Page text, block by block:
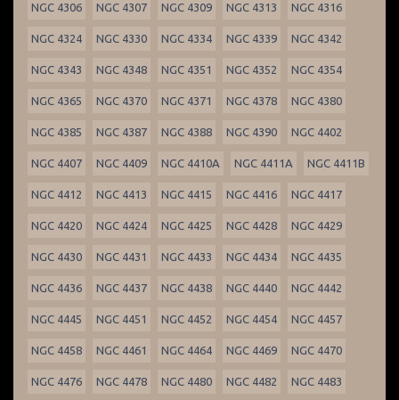
NGC 4306 NGC 4307 NGC 4309 NGC 4313 NGC 4316
NGC 4324 NGC 4330 NGC 4334 NGC 4339 NGC 4342
NGC 4343 NGC 4348 NGC 4351 NGC 4352 NGC 4354
NGC 4365 NGC 4370 NGC 4371 NGC 4378 NGC 4380
NGC 4385 NGC 4387 NGC 4388 NGC 4390 NGC 4402
NGC 4407 NGC 4409 NGC 4410A NGC 4411A NGC 4411B
NGC 4412 NGC 4413 NGC 4415 NGC 4416 NGC 4417
NGC 4420 NGC 4424 NGC 4425 NGC 4428 NGC 4429
NGC 4430 NGC 4431 NGC 4433 NGC 4434 NGC 4435
NGC 4436 NGC 4437 NGC 4438 NGC 4440 NGC 4442
NGC 4445 NGC 4451 NGC 4452 NGC 4454 NGC 4457
NGC 4458 NGC 4461 NGC 4464 NGC 4469 NGC 4470
NGC 4476 NGC 4478 NGC 4480 NGC 4482 NGC 4483